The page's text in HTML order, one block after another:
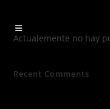
Actualemente no hay
Recent Comments